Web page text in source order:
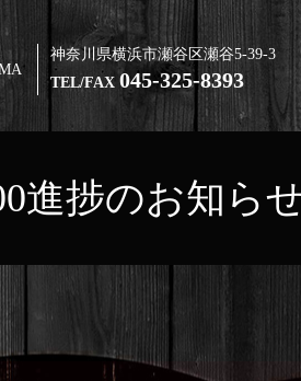
神奈川県横浜市瀬谷区瀬谷5-39-3
TEL/FAX045-325-8393
進捗のお知ら